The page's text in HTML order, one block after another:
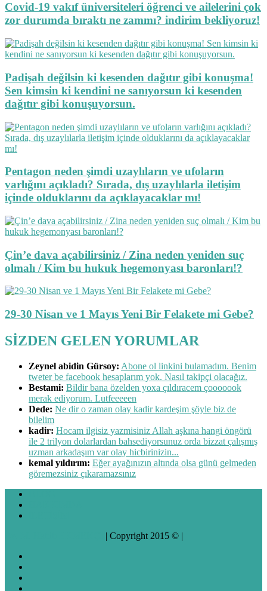
Covid-19 vakıf üniversiteleri öğrenci ve ailelerini çok
zor durumda bıraktı ne zammı? indirim bekliyoruz!
Padişah değilsin ki kesenden dağıtır gibi konuşma!
Sen kimsin ki kendini ne sanıyorsun ki kesenden
dağıtır gibi konuşuyorsun.
Pentagon neden şimdi uzaylıların ve ufoların
varlığını açıkladı? Sırada, dış uzaylılarla iletişim
içinde olduklarını da açıklayacaklar mı!
Çin’e dava açabilirsiniz / Zina neden yeniden suç
olmalı / Kim bu hukuk hegemonyası baronları!?
29-30 Nisan ve 1 Mayıs Yeni Bir Felakete mi Gebe?
SİZDEN GELEN YORUMLAR
Zeynel abidin Gürsoy: Abone ol linkini bulamadım. Benim
tweter be facebook hesaplarım yok. Nasıl takipçi olacağız.
Bestami: Bildir bana özelden yoxa çıldıracem çooooook
merak ediyorum. Lutfeeeeen
Dede: Ne dir o zaman olay kadir kardeşim şöyle biz de
bilelim
kadir: Hocam ilgisiz yazmisiniz Allah aşkına hangi öngörü
ile 2 trilyon dolarlardan bahsediyorsunuz orda bizzat çalışmış
uzman arkadaşım var olay hicbirinizin...
kemal yıldırım: Eğer ayağınızın altında olsa günü gelmeden
göremezsiniz çıkaramazsınız
| Copyright 2015 © |